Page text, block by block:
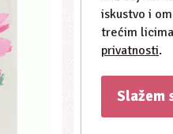
iskustvo i
trećim
privatnosti.
Slažem